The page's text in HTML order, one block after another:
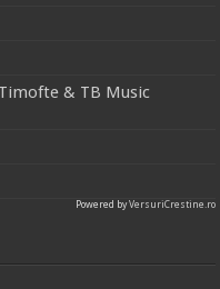
& TB Music
Powered byVersuriCrestine.ro